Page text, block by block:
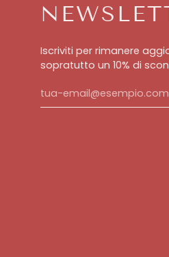
Iscriviti per rimanere
sopratutto un 10% di